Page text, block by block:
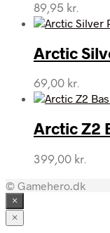
89,95 kr.
Arctic
69,00 kr.
Arctic Z2
399,00 kr.
© Gamehero.dk
×
×